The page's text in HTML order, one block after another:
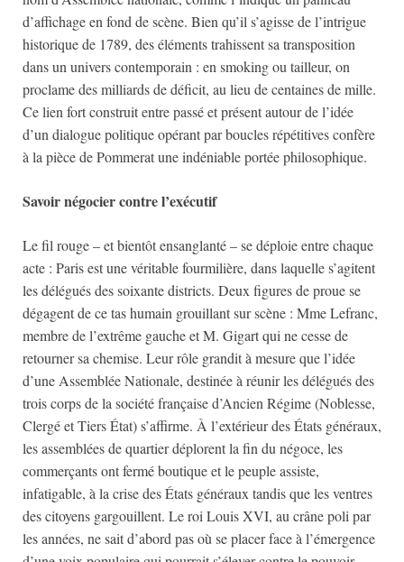
d’affichage en fond de scène. Bien qu’il s’agisse de l’intrigue
historique de 1789, des éléments trahissent sa transposition
dans un univers contemporain : en smoking ou tailleur, on
proclame des milliards de déficit, au lieu de centaines de mille.
Ce lien fort construit entre passé et présent autour de l’idée
d’un dialogue politique opérant par boucles répétitives confère
à la pièce de Pommerat une indéniable portée philosophique.
Savoir négocier contre l’exécutif
Le fil rouge – et bientôt ensanglanté – se déploie entre chaque
acte : Paris est une véritable fourmilière, dans laquelle s’agitent
les délégués des soixante districts. Deux figures de proue se
dégagent de ce tas humain grouillant sur scène : Mme Lefranc,
membre de l’extrême gauche et M. Gigart qui ne cesse de
retourner sa chemise. Leur rôle grandit à mesure que l’idée
d’une Assemblée Nationale, destinée à réunir les délégués des
trois corps de la société française d’Ancien Régime (Noblesse,
Clergé et Tiers État) s’affirme. À l’extérieur des États généraux,
les assemblées de quartier déplorent la fin du négoce, les
commerçants ont fermé boutique et le peuple assiste,
infatigable, à la crise des États généraux tandis que les ventres
des citoyens gargouillent. Le roi Louis XVI, au crâne poli par
les années, ne sait d’abord pas où se placer face à l’émergence